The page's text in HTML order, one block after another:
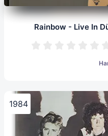
Rainbow - Live In
1984